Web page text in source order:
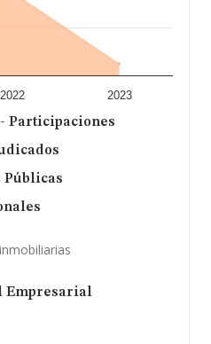
2022 2023
Participaciones
Públicas
Empresarial